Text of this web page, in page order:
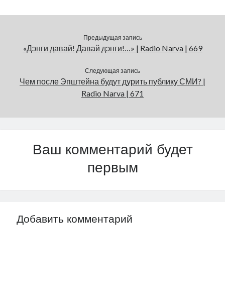
Предыдущая запись
«Дэнги давай! Давай дэнги!…» | Radio Narva | 669
Следующая запись
Чем после Эпштейна будут дурить публику СМИ? |
Radio Narva | 671
Ваш комментарий будет
первым
Добавить комментарий